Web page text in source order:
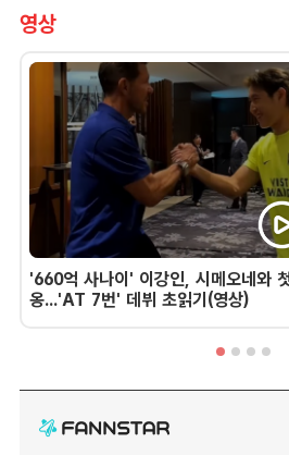
영상
'660억 사나이' 이강인, 시메오네와
옹...'AT 7번' 데뷔 초읽기(영상)